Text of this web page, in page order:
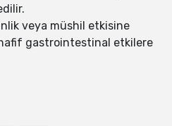
veya müshil etkisine
gastrointestinal etkilere